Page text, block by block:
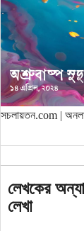
সচলায়তন.com |
লেখকের
লেখা